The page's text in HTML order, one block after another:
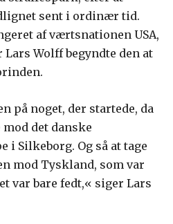
sent i ordinær tid.
af værtsnationen USA,
Wolff begyndte den at
på noget, der startede, da
det danske
i Silkeborg. Og så at tage
mod Tyskland, som var
var bare fedt,« siger Lars